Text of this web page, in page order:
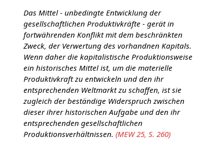
Das Mittel - unbedingte Entwicklung der
gesellschaftlichen Produktivkräfte - gerät in
fortwährenden Konflikt mit dem beschränkten
Zweck, der Verwertung des vorhandnen Kapitals.
Wenn daher die kapitalistische Produktionsweise
ein historisches Mittel ist, um die materielle
Produktivkraft zu entwickeln und den ihr
entsprechenden Weltmarkt zu schaffen, ist sie
zugleich der beständige Widerspruch zwischen
dieser ihrer historischen Aufgabe und den ihr
entsprechenden gesellschaftlichen
Produktionsverhältnissen. (MEW 25, S. 260)